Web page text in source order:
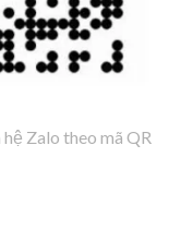
Zalo theo mã QR